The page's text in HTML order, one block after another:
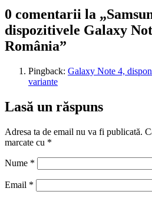
0 comentarii la
dispozitivele Galaxy
România”
Pingback: Galaxy Note 4,
variante
Lasă un răspuns
Adresa ta de email nu va fi publicată.
marcate cu *
Nume *
Email *